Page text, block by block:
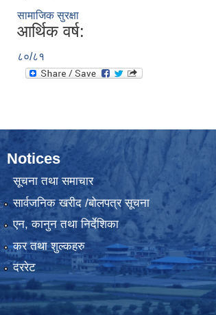
सामाजिक सुरक्षा
आर्थिक वर्ष:
८०/८१
Notices
सूचना तथा समाचार
सार्वजनिक खरीद /बोलपत्र सूचना
एन, कानुन तथा निर्देशिका
कर तथा शुल्कहरु
दररेट